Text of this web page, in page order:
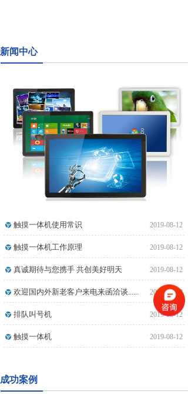
新闻中心
触摸一体机使用常识 2019-08-12
触摸一体机工作原理 2019-08-12
真诚期待与您携手 共创美好明天 2019-08-12
欢迎国内外新老客户来电来函洽谈...... 2019-08-12
排队叫号机 2019-08-12
触摸一体机 2019-08-12
成功案例